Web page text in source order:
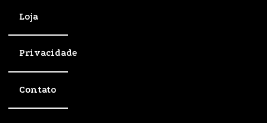
Loja
Privacidade
Contato